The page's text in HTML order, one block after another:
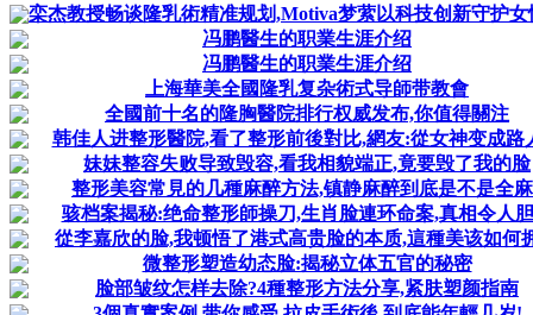
栾杰教授畅谈隆乳術精准规划,Motiva梦萦以科技创新守护女
冯鹏醫生的职業生涯介绍
冯鹏醫生的职業生涯介绍
上海華美全國隆乳复杂術式导師带教會
全國前十名的隆胸醫院排行权威发布,你值得關注
韩佳人进整形醫院,看了整形前後對比,網友:從女神变成路
妹妹整容失败导致毁容,看我相貌端正,竟要毁了我的脸
整形美容常見的几種麻醉方法,镇静麻醉到底是不是全
骇档案揭秘:绝命整形師操刀,生肖脸連环命案,真相令人
從李嘉欣的脸,我顿悟了港式高贵脸的本质,這種美该如何
微整形塑造幼态脸:揭秘立体五官的秘密
脸部皱纹怎样去除?4種整形方法分享,紧肤塑颜指南